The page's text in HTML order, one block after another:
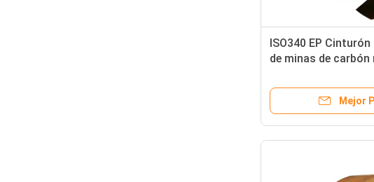
ISO340 EP
de minas de
temperaturas
Mejor